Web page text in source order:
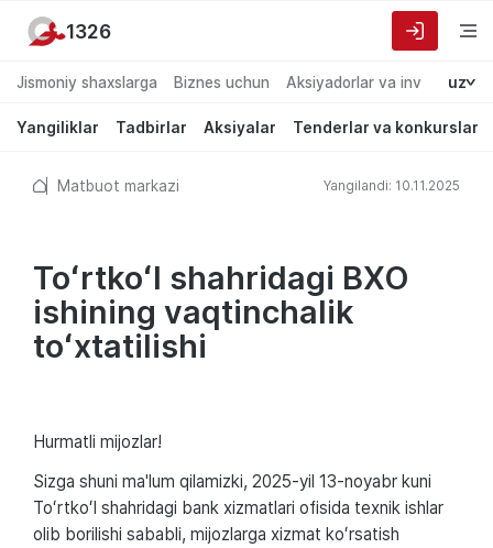
Jismoniy shaxslarga Biznes uchun Aksiyadorlar va investorlarga
uz
Yangiliklar Tadbirlar Aksiyalar Tenderlar va konkurslar
1326
Matbuot markazi Yangilandi: 10.11.2025
Toʻrtkoʻl shahridagi BXO
ishining vaqtinchalik
toʻxtatilishi
Hurmatli mijozlar!
Sizga shuni ma'lum qilamizki, 2025-yil 13-noyabr kuni
Toʻrtkoʻl shahridagi bank xizmatlari ofisida texnik ishlar
olib borilishi sababli, mijozlarga xizmat koʻrsatish